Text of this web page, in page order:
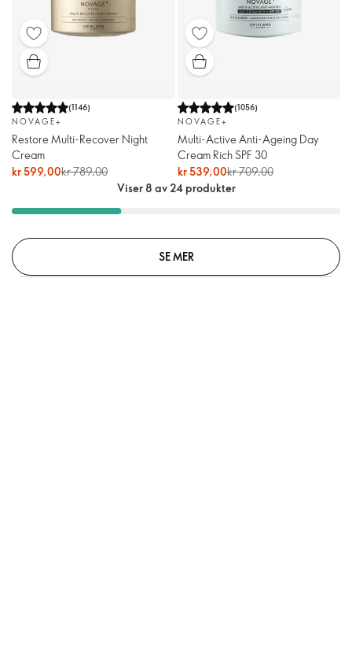
(1146)
NOVAGE+
Restore Multi-Recover Night
Cream
kr 599,00kr 789,00
(1056)
NOVAGE+
Multi-Active Anti-Ageing Day
Cream Rich SPF 30
kr 539,00kr 709,00
Viser 8 av 24 produkter
SE MER